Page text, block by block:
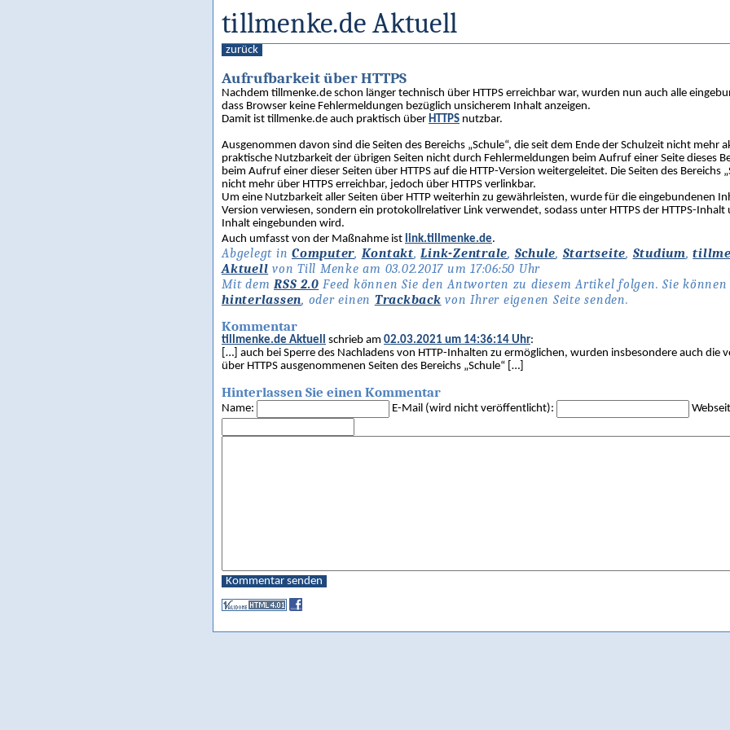
tillmenke.de Aktuell
zurück
Aufrufbarkeit über HTTPS
Nachdem tillmenke.de schon länger technisch über HTTPS erreichbar war, wurden nun auch alle
dass Browser keine Fehlermeldungen bezüglich unsicherem Inhalt anzeigen.
Damit ist tillmenke.de auch praktisch über HTTPS nutzbar.
Ausgenommen davon sind die Seiten des Bereichs „Schule“, die seit dem Ende der Schulzeit nicht mehr
praktische Nutzbarkeit der übrigen Seiten nicht durch Fehlermeldungen beim Aufruf einer Seite dieses
beim Aufruf einer dieser Seiten über HTTPS auf die HTTP-Version weitergeleitet. Die Seiten des Bereichs
nicht mehr über HTTPS erreichbar, jedoch über HTTPS verlinkbar.
Um eine Nutzbarkeit aller Seiten über HTTP weiterhin zu gewährleisten, wurde für die eingebundenen
Version verwiesen, sondern ein protokollrelativer Link verwendet, sodass unter HTTPS der HTTPS-Inhalt
Inhalt eingebunden wird.
Auch umfasst von der Maßnahme ist link.tillmenke.de.
Abgelegt in Computer, Kontakt,Link-Zentrale, Schule, Startseite, Studium,
Aktuell von Till Menke am 03.02.2017 um 17:06:50 Uhr
Mit dem RSS 2.0 Feed können Sie den Antworten zu diesem Artikel folgen. Sie
hinterlassen, oder einen Trackback von Ihrer eigenen Seite senden.
Kommentar
tillmenke.de Aktuell schrieb am 02.03.2021 um 14:36:14 Uhr:
[…] auch bei Sperre des Nachladens von HTTP-Inhalten zu ermöglichen, wurden insbesondere auch
über HTTPS ausgenommenen Seiten des Bereichs „Schule“ […]
Hinterlassen Sie einen Kommentar
Name: E-Mail (wird nicht veröffentlicht):
Kommentar senden